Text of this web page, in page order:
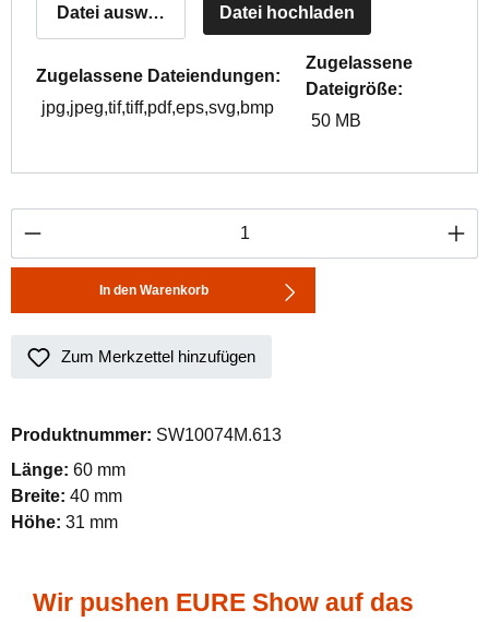
Datei auswählen Datei hochladen
Zugelassene Dateiendungen:
jpg,jpeg,tif,tiff,pdf,eps,svg,bmp
Zugelassene
Dateigröße:
50 MB
Produkt Anzahl: Gib den gewünschten
In den Warenkorb
Zum Merkzettel hinzufügen
Produktnummer: SW10074M.613
Länge: 60 mm
Breite: 40 mm
Höhe: 31 mm
Wir pushen EURE Show auf das